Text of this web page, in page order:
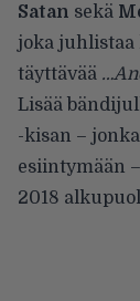
Satan sekä
joka juhlistaa
täyttävää
Lisää
-kisan –
esiintymään
2018